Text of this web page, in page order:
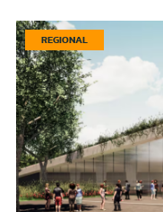
REGIONAL